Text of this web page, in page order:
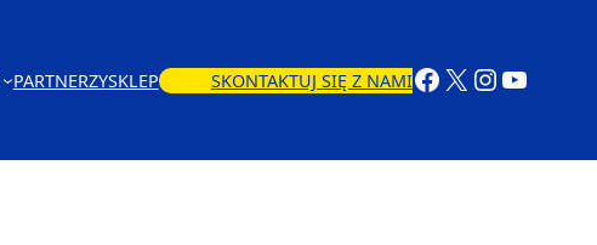
PARTNERZYSKLEP SKONTAKTUJ SIĘ Z NAMI